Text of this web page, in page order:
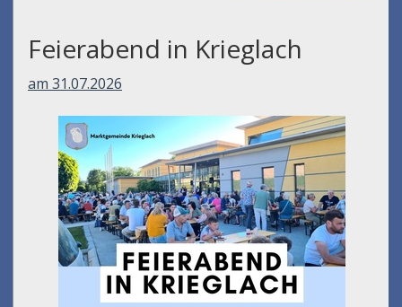
Feierabend in Krieglach
am 31.07.2026